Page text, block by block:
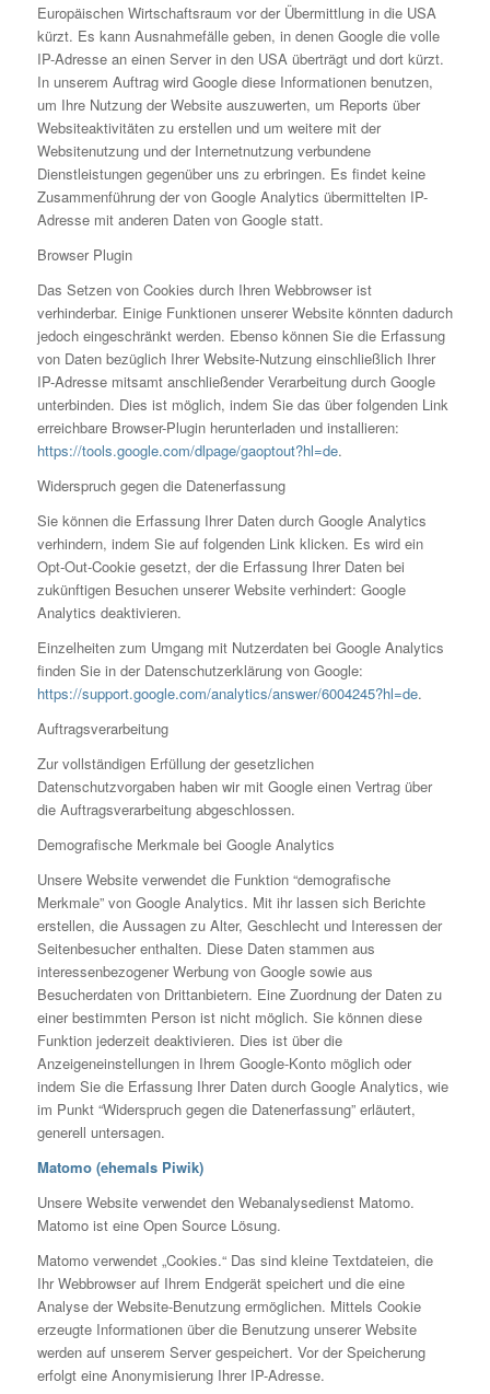
Europäischen Wirtschaftsraum vor der Übermittlung in die USA
kürzt. Es kann Ausnahmefälle geben, in denen Google die volle
IP-Adresse an einen Server in den USA überträgt und dort kürzt.
In unserem Auftrag wird Google diese Informationen benutzen,
um Ihre Nutzung der Website auszuwerten, um Reports über
Websiteaktivitäten zu erstellen und um weitere mit der
Websitenutzung und der Internetnutzung verbundene
Dienstleistungen gegenüber uns zu erbringen. Es findet keine
Zusammenführung der von Google Analytics übermittelten IP-
Adresse mit anderen Daten von Google statt.
Browser Plugin
Das Setzen von Cookies durch Ihren Webbrowser ist
verhinderbar. Einige Funktionen unserer Website könnten dadurch
jedoch eingeschränkt werden. Ebenso können Sie die Erfassung
von Daten bezüglich Ihrer Website-Nutzung einschließlich Ihrer
IP-Adresse mitsamt anschließender Verarbeitung durch Google
unterbinden. Dies ist möglich, indem Sie das über folgenden Link
erreichbare Browser-Plugin herunterladen und installieren:
https://tools.google.com/dlpage/gaoptout?hl=de.
Widerspruch gegen die Datenerfassung
Sie können die Erfassung Ihrer Daten durch Google Analytics
verhindern, indem Sie auf folgenden Link klicken. Es wird ein
Opt-Out-Cookie gesetzt, der die Erfassung Ihrer Daten bei
zukünftigen Besuchen unserer Website verhindert: Google
Analytics deaktivieren.
Einzelheiten zum Umgang mit Nutzerdaten bei Google Analytics
finden Sie in der Datenschutzerklärung von Google:
https://support.google.com/analytics/answer/6004245?hl=de.
Auftragsverarbeitung
Zur vollständigen Erfüllung der gesetzlichen
Datenschutzvorgaben haben wir mit Google einen Vertrag über
die Auftragsverarbeitung abgeschlossen.
Demografische Merkmale bei Google Analytics
Unsere Website verwendet die Funktion “demografische
Merkmale” von Google Analytics. Mit ihr lassen sich Berichte
erstellen, die Aussagen zu Alter, Geschlecht und Interessen der
Seitenbesucher enthalten. Diese Daten stammen aus
interessenbezogener Werbung von Google sowie aus
Besucherdaten von Drittanbietern. Eine Zuordnung der Daten zu
einer bestimmten Person ist nicht möglich. Sie können diese
Funktion jederzeit deaktivieren. Dies ist über die
Anzeigeneinstellungen in Ihrem Google-Konto möglich oder
indem Sie die Erfassung Ihrer Daten durch Google Analytics, wie
im Punkt “Widerspruch gegen die Datenerfassung” erläutert,
generell untersagen.
Matomo (ehemals Piwik)
Unsere Website verwendet den Webanalysedienst Matomo.
Matomo ist eine Open Source Lösung.
Matomo verwendet „Cookies.“ Das sind kleine Textdateien, die
Ihr Webbrowser auf Ihrem Endgerät speichert und die eine
Analyse der Website-Benutzung ermöglichen. Mittels Cookie
erzeugte Informationen über die Benutzung unserer Website
werden auf unserem Server gespeichert. Vor der Speicherung
erfolgt eine Anonymisierung Ihrer IP-Adresse.